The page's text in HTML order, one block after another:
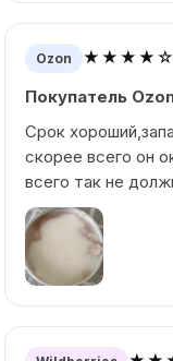
Ozon ★★★★☆
Покупатель
Срок
скорее всего он
всего так не